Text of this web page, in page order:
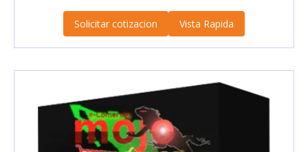
Solicitar cotizacion Vista Rapida